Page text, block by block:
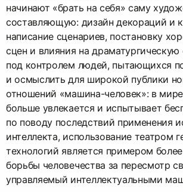
начинают «брать на себя» саму
составляющую: дизайн декораций и
написание сценариев, постановку
сцен и влияния на
под контролем людей, пытающихся
и осмыслить для широкой публики
отношений «машина-человек»: в
больше увлекается и испытывает
по поводу последствий применения
интеллекта, использование театром
технологий является примером
борьбы человечества за пересмотр
управляемый интеллектуальными